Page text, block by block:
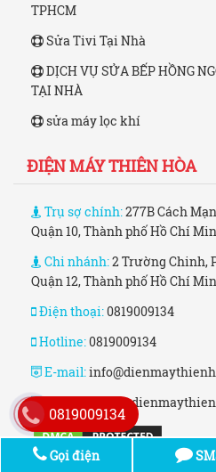
TPHCM
Sửa Tivi Tại Nhà
DỊCH VỤ SỬA BẾP HỒNG
TẠI NHÀ
sửa máy lọc khí
ĐIỆN MÁY THIÊN HÒA
Trụ sợ chính:277B Cách
Quận 10, Thành phố Hồ Chí
Chi nhánh:2 Trường Chinh,
Quận 12, Thành phố Hồ Chí
Điện thoại:0819009134
Hotline:0819009134
E-mail:
Website:
0819009134
Gọi điện